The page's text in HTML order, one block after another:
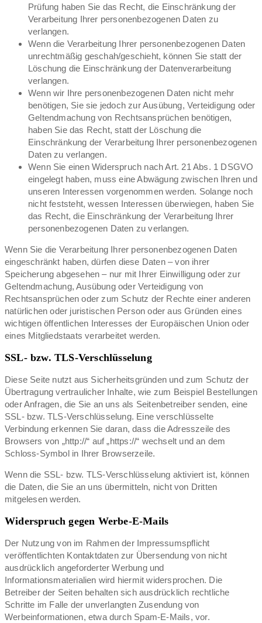
Prüfung haben Sie das Recht, die Einschränkung der
Verarbeitung Ihrer personenbezogenen Daten zu
verlangen.
Wenn die Verarbeitung Ihrer personenbezogenen Daten
unrechtmäßig geschah/geschieht, können Sie statt der
Löschung die Einschränkung der Datenverarbeitung
verlangen.
Wenn wir Ihre personenbezogenen Daten nicht mehr
benötigen, Sie sie jedoch zur Ausübung, Verteidigung oder
Geltendmachung von Rechtsansprüchen benötigen,
haben Sie das Recht, statt der Löschung die
Einschränkung der Verarbeitung Ihrer personenbezogenen
Daten zu verlangen.
Wenn Sie einen Widerspruch nach Art. 21 Abs. 1 DSGVO
eingelegt haben, muss eine Abwägung zwischen Ihren und
unseren Interessen vorgenommen werden. Solange noch
nicht feststeht, wessen Interessen überwiegen, haben Sie
das Recht, die Einschränkung der Verarbeitung Ihrer
personenbezogenen Daten zu verlangen.
Wenn Sie die Verarbeitung Ihrer personenbezogenen Daten
eingeschränkt haben, dürfen diese Daten – von ihrer
Speicherung abgesehen – nur mit Ihrer Einwilligung oder zur
Geltendmachung, Ausübung oder Verteidigung von
Rechtsansprüchen oder zum Schutz der Rechte einer anderen
natürlichen oder juristischen Person oder aus Gründen eines
wichtigen öffentlichen Interesses der Europäischen Union oder
eines Mitgliedstaats verarbeitet werden.
SSL- bzw. TLS-Verschlüsselung
Diese Seite nutzt aus Sicherheitsgründen und zum Schutz der
Übertragung vertraulicher Inhalte, wie zum Beispiel Bestellungen
oder Anfragen, die Sie an uns als Seitenbetreiber senden, eine
SSL- bzw. TLS-Verschlüsselung. Eine verschlüsselte
Verbindung erkennen Sie daran, dass die Adresszeile des
Browsers von „http://“ auf „https://“ wechselt und an dem
Schloss-Symbol in Ihrer Browserzeile.
Wenn die SSL- bzw. TLS-Verschlüsselung aktiviert ist, können
die Daten, die Sie an uns übermitteln, nicht von Dritten
mitgelesen werden.
Widerspruch gegen Werbe-E-Mails
Der Nutzung von im Rahmen der Impressumspflicht
veröffentlichten Kontaktdaten zur Übersendung von nicht
ausdrücklich angeforderter Werbung und
Informationsmaterialien wird hiermit widersprochen. Die
Betreiber der Seiten behalten sich ausdrücklich rechtliche
Schritte im Falle der unverlangten Zusendung von
Werbeinformationen, etwa durch Spam-E-Mails, vor.